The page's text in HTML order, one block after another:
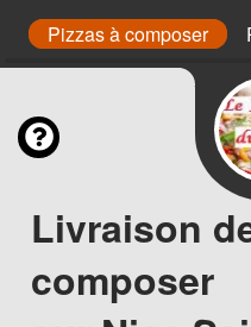
Pizzas à composer
Livraison
composer